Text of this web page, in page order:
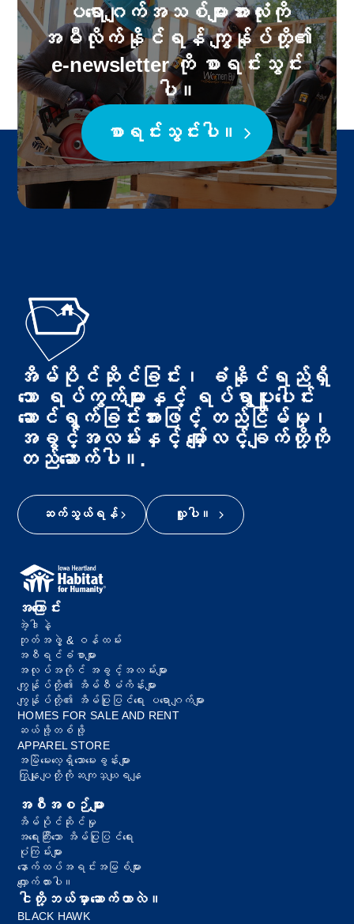
ပရောဂျက်အသစ်များအားလုံးကို
အမီလိုက်နိုင်ရန် ကျွန်ုပ်တို့၏
e-newsletter ကို စာရင်းသွင်း
ပါ။
စာရင်းသွင်းပါ။
အိမ်ပိုင်ဆိုင်ခြင်း၊ ခံနိုင်ရည်ရှိ
သော ရပ်ကွက်များနှင့် ရပ်ရွာပူးပေါင်း
ဆောင်ရွက်ခြင်းအားဖြင့် တည်ငြိမ်မှု၊
အခွင့်အလမ်းနှင့် မျှော်လင့်ချက်တို့ကို
တည်ဆောက်ပါ။.
ဆက်သွယ်ရန် လှူပါ။
အကြောင်း
အဲ့ဒါနဲ့
ဘုတ်အဖွဲ့ & ဝန်ထမ်း
အစီရင်ခံစာများ
အလုပ်အကိုင် အခွင့်အလမ်းများ
ကျွန်ုပ်တို့၏ အိမ်စီမံကိန်းများ
ကျွန်ုပ်တို့၏ အိမ်ပြုပြင်ရေး ပရောဂျက်များ
HOMES FOR SALE AND RENT
ဆယ်ဖို့တစ်ဖို့
APPAREL STORE
အမြဲမေးလေ့ရှိသောမေးခွန်းများ
ကြှနျုပျတို့ကိုဆကျသှယျရနျ
အစီအစဉ်များ
အိမ်ပိုင်ဆိုင်မှု
အရေးကြီးသော အိမ်ပြုပြင်ရေး
ပုံကြမ်းများ
နောက်ထပ်အရင်းအမြစ်များ
လျှောက်ထားပါ။
ငါတို့ဘယ်မှာဆောက်တာလဲ။
BLACK HAWK